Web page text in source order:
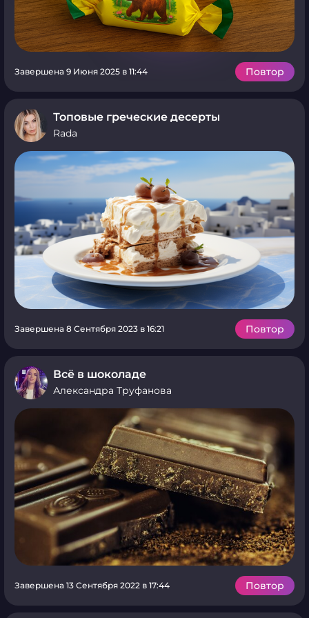
Завершена 9 Июня 2025 в 11:44 Повтор
Топовые греческие десерты
Rada
Завершена 8 Сентября 2023 в 16:21 Повтор
Всё в шоколаде
Александра Труфанова
Завершена 13 Сентября 2022 в 17:44 Повтор